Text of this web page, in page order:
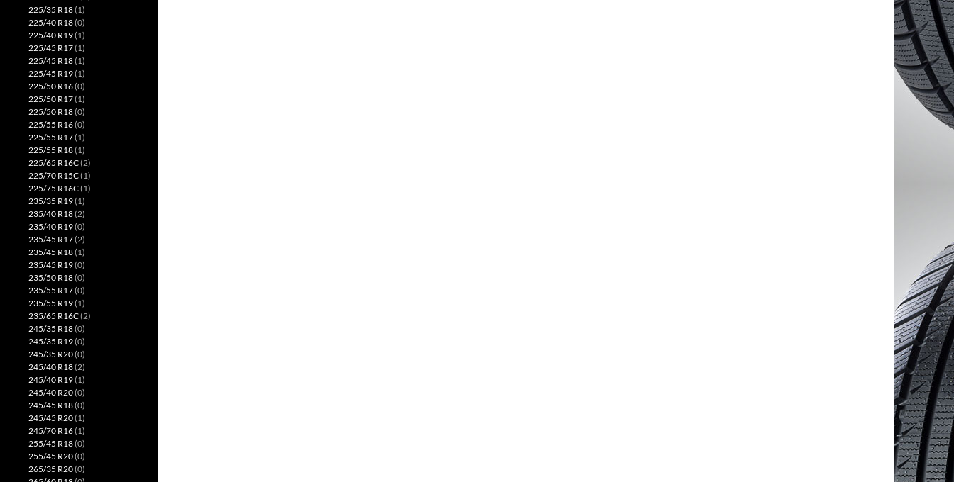
225/35 R18(1)
225/40 R18(0)
225/40 R19(1)
225/45 R17(1)
225/45 R18(1)
225/45 R19(1)
225/50 R16(0)
225/50 R17(1)
225/50 R18(0)
225/55 R16(0)
225/55 R17(1)
225/55 R18(1)
225/65 R16C(2)
225/70 R15C(1)
225/75 R16C(1)
235/35 R19(1)
235/40 R18(2)
235/40 R19(0)
235/45 R17(2)
235/45 R18(1)
235/45 R19(0)
235/50 R18(0)
235/55 R17(0)
235/55 R19(1)
235/65 R16C(2)
245/35 R18(0)
245/35 R19(0)
245/35 R20(0)
245/40 R18(2)
245/40 R19(1)
245/40 R20(0)
245/45 R18(0)
245/45 R20(1)
245/70 R16(1)
255/45 R18(0)
255/45 R20(0)
265/35 R20(0)